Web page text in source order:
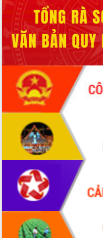
Tháo gỡ những vướng mắc, đẩy mạnh
công tác cải cách thủ tục hành chính
tại Trung tâm Phục vụ hành chính
công tỉnh
Đắk Lắk: Tôn vinh 46 giải pháp tại Hội
thi Sáng tạo Kỹ thuật 2024 - 2025
Đắk Lắk rà soát, điều chỉnh Đề án 190
về phát triển nuôi trồng thủy sản
Phó Chủ tịch UBND tỉnh Đắk Lắk
Trương Công Thái kiểm tra thực địa
Dự án cao tốc Khánh Hòa - Buôn Ma
Định vị cà phê Việt Nam như một “di
sản sống” trong dòng chảy toàn cầu
Xây dựng nông thôn mới: Nâng cao đời
sống người dân từ những mô hình thiết
thực
Quyết liệt tháo gỡ vướng mắc, đẩy
nhanh tiến độ các dự án trọng điểm
trong Khu kinh tế Nam Phú Yên
Hòn Yến phát triển du lịch gắn với bảo
tồn biển